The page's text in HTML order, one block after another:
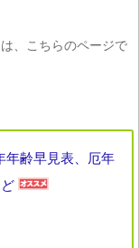
、こちらのページで
年齢早見表、厄年